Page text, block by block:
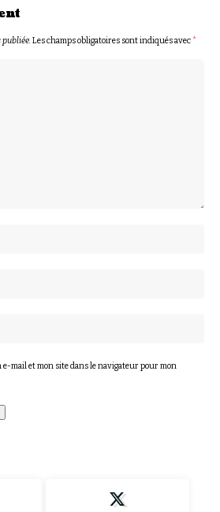
publiée.Les champs obligatoires sont indiqués avec*
mail et mon site dans le navigateur pour mon